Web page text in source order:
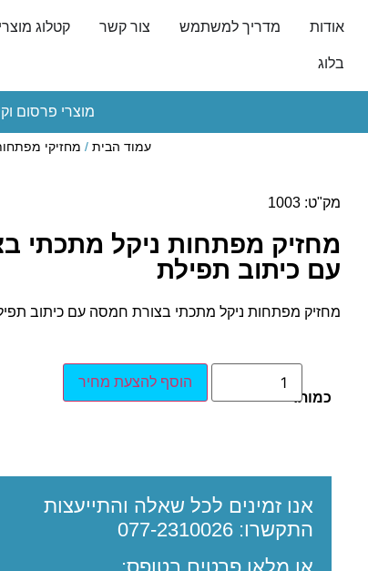
אודות מדריך למשתמש צור קשר קטלוג
בלוג
מוצרי פרסום
עמוד הבית / מחזיקי
מק"ט: 1003
מחזיק מפתחות ניקל מתכתי
עם כיתוב תפילת
מחזיק מפתחות ניקל מתכתי בצורת חמסה עם כיתוב
כמות:
הוסף להצעת מחיר
אנו זמינים לכל שאלה והתייעצות
התקשרו: 077-2310026